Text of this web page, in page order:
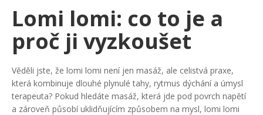
Lomi lomi: co to je a
proč ji vyzkoušet
Věděli jste, že lomi lomi není jen masáž, ale celistvá praxe,
která kombinuje dlouhé plynulé tahy, rytmus dýchání a úmysl
terapeuta? Pokud hledáte masáž, která jde pod povrch napětí
a zároveň působí uklidňujícím způsobem na mysl, lomi lomi